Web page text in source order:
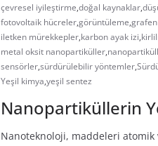
çevresel iyileştirme,doğal kaynaklar,
fotovoltaik hücreler,görüntüleme,
iletken mürekkepler,karbon ayak izi,
metal oksit nanopartiküller,
sensörler,sürdürülebilir yöntemler,
Yeşil kimya,yeşil sentez
Nanopartiküllerin
Nanoteknoloji, maddeleri